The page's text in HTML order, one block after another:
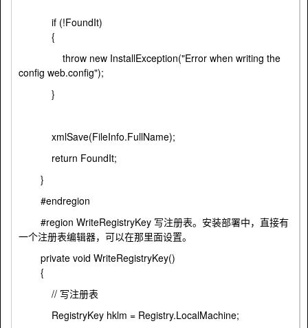
if (!FoundIt)
{
throw new InstallException("Error when writing the
config web.config");
}
xmlSave(FileInfo.FullName);
return FoundIt;
}
#endregion
#region WriteRegistryKey 写注册表。安装部署中，直接有
一个注册表编辑器，可以在那里面设置。
private void WriteRegistryKey()
{
// 写注册表
RegistryKey hklm = Registry.LocalMachine;